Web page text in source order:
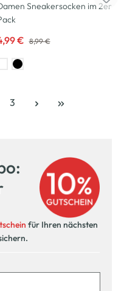
Sneakersocken im 2er
€ 8,99 €
Seite
3
für Ihren nächsten